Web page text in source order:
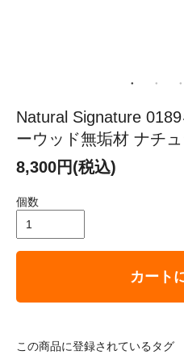
Natural Signature
ーウッド無垢材 ナチ
8,300円(税込)
個数
カート
この商品に登録されているタグ